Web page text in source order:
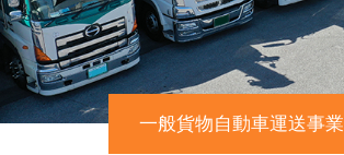
一般貨物自動車運送事業